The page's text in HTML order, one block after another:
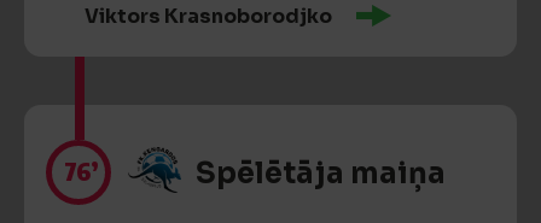
Viktors Krasnoborodjko
76’ Spēlētāja maiņa